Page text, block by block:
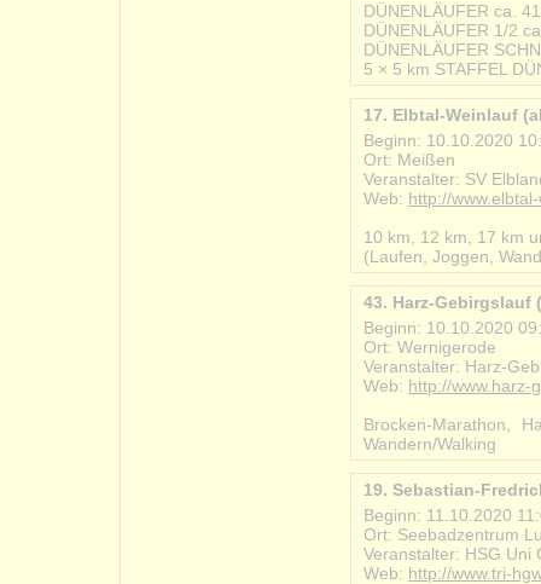
DÜNENLÄUFER ca.
DÜNENLÄUFER 1/2
DÜNENLÄUFER
5 × 5 km STAFFEL
17. Elbtal-Weinlauf
Beginn: 10.10.2020
Ort: Meißen
Veranstalter: SV
Web: http://
10 km, 12 km, 17 km
(Laufen, Joggen,
43. Harz-
Beginn: 10.10.2020
Ort: Wernigerode
Veranstalter: Harz-
Web: http://www.harz-
Brocken-Marathon,
Wandern/Walking
19. Sebastian-
Beginn: 11.10.2020
Ort: Seebadzentrum
Veranstalter: HSG Uni
Web: http://www.tri-